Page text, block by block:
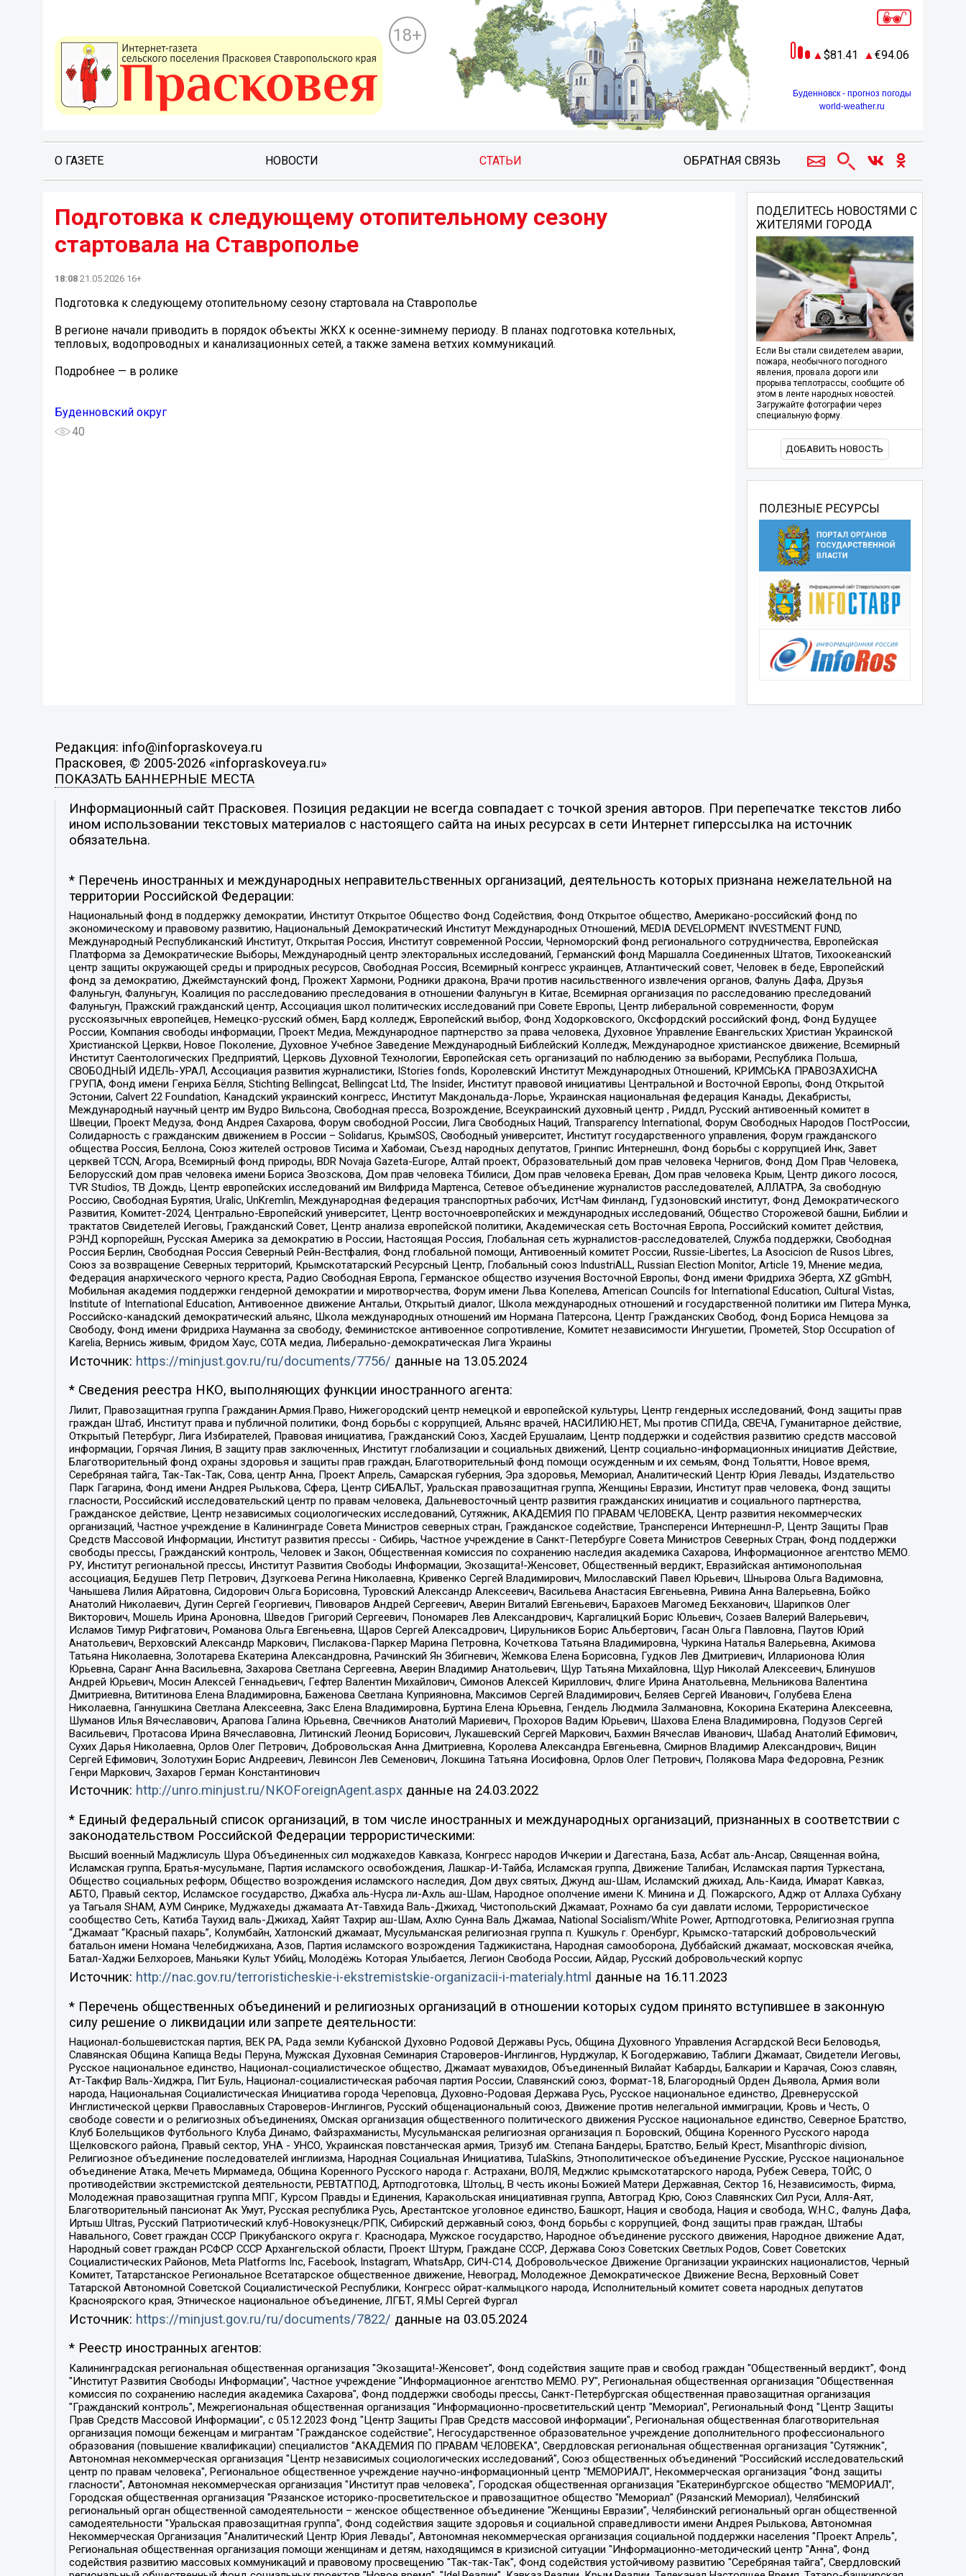
18+
81.41 94.06
Буденновск - прогноз погоды
world-weather.ru
О ГАЗЕТЕ НОВОСТИ СТАТЬИ ОБРАТНАЯ СВЯЗЬ
Подготовка к следующему отопительному сезону
стартовала на Ставрополье ️
18:08 21.05.2026 16+
Подготовка к следующему отопительному сезону стартовала на Ставрополье ️
В регионе начали приводить в порядок объекты ЖКХ к осенне-зимнему периоду. В планах подготовка котельных,
тепловых, водопроводных и канализационных сетей, а также замена ветхих коммуникаций.
Подробнее — в ролике ️
Буденновский округ
40
ПОДЕЛИТЕСЬ НОВОСТЯМИ С
ЖИТЕЛЯМИ ГОРОДА
Если Вы стали свидетелем аварии,
пожара, необычного погодного
явления, провала дороги или
прорыва теплотрассы, сообщите об
этом в ленте народных новостей.
Загружайте фотографии через
специальную форму.
ДОБАВИТЬ НОВОСТЬ
ПОЛЕЗНЫЕ РЕСУРСЫ
Редакция: info@infopraskoveya.ru
Прасковея, © 2005-2026 «infopraskoveya.ru»
ПОКАЗАТЬ БАННЕРНЫЕ МЕСТА
Информационный сайт Прасковея. Позиция редакции не всегда совпадает с точкой зрения авторов. При перепечатке текстов либо
ином использовании текстовых материалов с настоящего сайта на иных ресурсах в сети Интернет гиперссылка на источник
обязательна.
* Перечень иностранных и международных неправительственных организаций, деятельность которых признана нежелательной на
территории Российской Федерации:
Национальный фонд в поддержку демократии, Институт Открытое Общество Фонд Содействия, Фонд Открытое общество, Американо-российский фонд по
экономическому и правовому развитию, Национальный Демократический Институт Международных Отношений, MEDIA DEVELOPMENT INVESTMENT FUND,
Международный Республиканский Институт, Открытая Россия, Институт современной России, Черноморский фонд регионального сотрудничества, Европейская
Платформа за Демократические Выборы, Международный центр электоральных исследований, Германский фонд Маршалла Соединенных Штатов, Тихоокеанский
центр защиты окружающей среды и природных ресурсов, Свободная Россия, Всемирный конгресс украинцев, Атлантический совет, Человек в беде, Европейский
фонд за демократию, Джеймстаунский фонд, Прожект Хармони, Родники дракона, Врачи против насильственного извлечения органов, Фалунь Дафа, Друзья
Фалуньгун, Фалуньгун, Коалиция по расследованию преследования в отношении Фалуньгун в Китае, Всемирная организация по расследованию преследований
Фалуньгун, Пражский гражданский центр, Ассоциация школ политических исследований при Совете Европы, Центр либеральной современности, Форум
русскоязычных европейцев, Немецко-русский обмен, Бард колледж, Европейский выбор, Фонд Ходорковского, Оксфордский российский фонд, Фонд Будущее
России, Компания свободы информации, Проект Медиа, Международное партнерство за права человека, Духовное Управление Евангельских Христиан Украинской
Христианской Церкви, Новое Поколение, Духовное Учебное Заведение Международный Библейский Колледж, Международное христианское движение, Всемирный
Институт Саентологических Предприятий, Церковь Духовной Технологии, Европейская сеть организаций по наблюдению за выборами, Республика Польша,
СВОБОДНЫЙ ИДЕЛЬ-УРАЛ, Ассоциация развития журналистики, IStories fonds, Королевский Институт Международных Отношений, КРИМСЬКА ПРАВОЗАХИСНА
ГРУПА, Фонд имени Генриха Бёлля, Stichting Bellingcat, Bellingcat Ltd, The Insider, Институт правовой инициативы Центральной и Восточной Европы, Фонд Открытой
Эстонии, Calvert 22 Foundation, Канадский украинский конгресс, Институт Макдональда-Лорье, Украинская национальная федерация Канады, Декабристы,
Международный научный центр им Вудро Вильсона, Свободная пресса, Возрождение, Всеукраинский духовный центр , Риддл, Русский антивоенный комитет в
Швеции, Проект Медуза, Фонд Андрея Сахарова, Форум свободной России, Лига Свободных Наций, Transparеncy International, Форум Свободных Народов ПостРоссии,
Солидарность с гражданским движением в России – Solidarus, КрымSOS, Свободный университет, Институт государственного управления, Форум гражданского
общества Россия, Беллона, Союз жителей островов Тисима и Хабомаи, Съезд народных депутатов, Гринпис Интернешнл, Фонд борьбы с коррупцией Инк, Завет
церквей TCCN, Агора, Всемирный фонд природы, BDR Novaja Gazeta-Europe, Алтай проект, Образовательный дом прав человека Чернигов, Фонд Дом Прав Человека,
Белорусский дом прав человека имени Бориса Звозскова, Дом прав человека Тбилиси, Дом прав человека Ереван, Дом прав человека Крым, Центр дикого лосося,
TVR Studios, ТВ Дождь, Центр европейских исследований им Вилфрида Мартенса, Сетевое объединение журналистов расследователей, АЛЛАТРА, За свободную
Россию, Свободная Бурятия, Uralic, UnKremlin, Международная федерация транспортных рабочих, ИстЧам Финланд, Гудзоновский институт, Фонд Демократического
Развития, Комитет-2024, Центрально-Европейский университет, Центр восточноевропейских и международных исследований, Общество Сторожевой башни, Библии и
трактатов Свидетелей Иеговы, Гражданский Совет, Центр анализа европейской политики, Академическая сеть Восточная Европа, Российский комитет действия,
РЭНД корпорейшн, Русская Америка за демократию в России, Настоящая Россия, Глобальная сеть журналистов-расследователей, Служба поддержки, Свободная
Россия Берлин, Свободная Россия Северный Рейн-Вестфалия, Фонд глобальной помощи, Антивоенный комитет России, Russie-Libertes, La Asocicion de Rusos Libres,
Союз за возвращение Северных территорий, Крымскотатарский Ресурсный Центр, Глобальный союз IndustriALL, Russian Election Monitor, Article 19, Мнение медиа,
Федерация анархического черного креста, Радио Свободная Европа, Германское общество изучения Восточной Европы, Фонд имени Фридриха Эберта, XZ gGmbH,
Мобильная академия поддержки гендерной демократии и миротворчества, Форум имени Льва Копелева, American Councils for International Education, Cultural Vistas,
Institute of International Education, Антивоенное движение Антальи, Открытый диалог, Школа международных отношений и государственной политики им Питера Мунка,
Российско-канадский демократический альянс, Школа международных отношений им Нормана Патерсона, Центр Гражданских Свобод, Фонд Бориса Немцова за
Свободу, Фонд имени Фридриха Науманна за свободу, Феминистское антивоенное сопротивление, Комитет независимости Ингушетии, Прометей, Stop Occupation of
Karelia, Вернись живым, Фридом Хаус, СОТА медиа, Либерально-демократическая Лига Украины
Источник: https://minjust.gov.ru/ru/documents/7756/ данные на 13.05.2024
* Сведения реестра НКО, выполняющих функции иностранного агента:
Лилит, Правозащитная группа Гражданин.Армия.Право, Нижегородский центр немецкой и европейской культуры, Центр гендерных исследований, Фонд защиты прав
граждан Штаб, Институт права и публичной политики, Фонд борьбы с коррупцией, Альянс врачей, НАСИЛИЮ.НЕТ, Мы против СПИДа, СВЕЧА, Гуманитарное действие,
Открытый Петербург, Лига Избирателей, Правовая инициатива, Гражданский Союз, Хасдей Ерушалаим, Центр поддержки и содействия развитию средств массовой
информации, Горячая Линия, В защиту прав заключенных, Институт глобализации и социальных движений, Центр социально-информационных инициатив Действие,
Благотворительный фонд охраны здоровья и защиты прав граждан, Благотворительный фонд помощи осужденным и их семьям, Фонд Тольятти, Новое время,
Серебряная тайга, Так-Так-Так, Сова, центр Анна, Проект Апрель, Самарская губерния, Эра здоровья, Мемориал, Аналитический Центр Юрия Левады, Издательство
Парк Гагарина, Фонд имени Андрея Рылькова, Сфера, Центр СИБАЛЬТ, Уральская правозащитная группа, Женщины Евразии, Институт прав человека, Фонд защиты
гласности, Российский исследовательский центр по правам человека, Дальневосточный центр развития гражданских инициатив и социального партнерства,
Гражданское действие, Центр независимых социологических исследований, Сутяжник, АКАДЕМИЯ ПО ПРАВАМ ЧЕЛОВЕКА, Центр развития некоммерческих
организаций, Частное учреждение в Калининграде Совета Министров северных стран, Гражданское содействие, Трансперенси Интернешнл-Р, Центр Защиты Прав
Средств Массовой Информации, Институт развития прессы - Сибирь, Частное учреждение в Санкт-Петербурге Совета Министров Северных Стран, Фонд поддержки
свободы прессы, Гражданский контроль, Человек и Закон, Общественная комиссия по сохранению наследия академика Сахарова, Информационное агентство МЕМО.
РУ, Институт региональной прессы, Институт Развития Свободы Информации, Экозащита!-Женсовет, Общественный вердикт, Евразийская антимонопольная
ассоциация, Бедушев Петр Петрович, Дзугкоева Регина Николаевна, Кривенко Сергей Владимирович, Милославский Павел Юрьевич, Шнырова Ольга Вадимовна,
Чанышева Лилия Айратовна, Сидорович Ольга Борисовна, Туровский Александр Алексеевич, Васильева Анастасия Евгеньевна, Ривина Анна Валерьевна, Бойко
Анатолий Николаевич, Дугин Сергей Георгиевич, Пивоваров Андрей Сергеевич, Аверин Виталий Евгеньевич, Барахоев Магомед Бекханович, Шарипков Олег
Викторович, Мошель Ирина Ароновна, Шведов Григорий Сергеевич, Пономарев Лев Александрович, Каргалицкий Борис Юльевич, Созаев Валерий Валерьевич,
Исламов Тимур Рифгатович, Романова Ольга Евгеньевна, Щаров Сергей Алексадрович, Цирульников Борис Альбертович, Гасан Ольга Павловна, Паутов Юрий
Анатольевич, Верховский Александр Маркович, Пислакова-Паркер Марина Петровна, Кочеткова Татьяна Владимировна, Чуркина Наталья Валерьевна, Акимова
Татьяна Николаевна, Золотарева Екатерина Александровна, Рачинский Ян Збигневич, Жемкова Елена Борисовна, Гудков Лев Дмитриевич, Илларионова Юлия
Юрьевна, Саранг Анна Васильевна, Захарова Светлана Сергеевна, Аверин Владимир Анатольевич, Щур Татьяна Михайловна, Щур Николай Алексеевич, Блинушов
Андрей Юрьевич, Мосин Алексей Геннадьевич, Гефтер Валентин Михайлович, Симонов Алексей Кириллович, Флиге Ирина Анатольевна, Мельникова Валентина
Дмитриевна, Вититинова Елена Владимировна, Баженова Светлана Куприяновна, Максимов Сергей Владимирович, Беляев Сергей Иванович, Голубева Елена
Николаевна, Ганнушкина Светлана Алексеевна, Закс Елена Владимировна, Буртина Елена Юрьевна, Гендель Людмила Залмановна, Кокорина Екатерина Алексеевна,
Шуманов Илья Вячеславович, Арапова Галина Юрьевна, Свечников Анатолий Мариевич, Прохоров Вадим Юрьевич, Шахова Елена Владимировна, Подузов Сергей
Васильевич, Протасова Ирина Вячеславовна, Литинский Леонид Борисович, Лукашевский Сергей Маркович, Бахмин Вячеслав Иванович, Шабад Анатолий Ефимович,
Сухих Дарья Николаевна, Орлов Олег Петрович, Добровольская Анна Дмитриевна, Королева Александра Евгеньевна, Смирнов Владимир Александрович, Вицин
Сергей Ефимович, Золотухин Борис Андреевич, Левинсон Лев Семенович, Локшина Татьяна Иосифовна, Орлов Олег Петрович, Полякова Мара Федоровна, Резник
Генри Маркович, Захаров Герман Константинович
Источник: http://unro.minjust.ru/NKOForeignAgent.aspxданные на 24.03.2022
* Единый федеральный список организаций, в том числе иностранных и международных организаций, признанных в соответствии с
законодательством Российской Федерации террористическими:
Высший военный Маджлисуль Шура Объединенных сил моджахедов Кавказа, Конгресс народов Ичкерии и Дагестана, База, Асбат аль-Ансар, Священная война,
Исламская группа, Братья-мусульмане, Партия исламского освобождения, Лашкар-И-Тайба, Исламская группа, Движение Талибан, Исламская партия Туркестана,
Общество социальных реформ, Общество возрождения исламского наследия, Дом двух святых, Джунд аш-Шам, Исламский джихад, Аль-Каида, Имарат Кавказ,
АБТО, Правый сектор, Исламское государство, Джабха аль-Нусра ли-Ахль аш-Шам, Народное ополчение имени К. Минина и Д. Пожарского, Аджр от Аллаха Субхану
уа Тагьаля SHAM, АУМ Синрике, Муджахеды джамаата Ат-Тавхида Валь-Джихад, Чистопольский Джамаат, Рохнамо ба суи давлати исломи, Террористическое
сообщество Сеть, Катиба Таухид валь-Джихад, Хайят Тахрир аш-Шам, Ахлю Сунна Валь Джамаа, National Socialism/White Power, Артподготовка, Религиозная группа
“Джамаат “Красный пахарь”, Колумбайн, Хатлонский джамаат, Мусульманская религиозная группа п. Кушкуль г. Оренбург, Крымско-татарский добровольческий
батальон имени Номана Челебиджихана, Азов, Партия исламского возрождения Таджикистана, Народная самооборона, Дуббайский джамаат, московская ячейка,
Батал-Хаджи Белхороев, Маньяки Культ Убийц, Молодёжь Которая Улыбается, Легион Свобода России, Айдар, Русский добровольческий корпус
Источник: http://nac.gov.ru/terroristicheskie-i-ekstremistskie-organizacii-i-materialy.html данные на 16.11.2023
* Перечень общественных объединений и религиозных организаций в отношении которых судом принято вступившее в законную
силу решение о ликвидации или запрете деятельности:
Национал-большевистская партия, ВЕК РА, Рада земли Кубанской Духовно Родовой Державы Русь, Община Духовного Управления Асгардской Веси Беловодья,
Славянская Община Капища Веды Перуна, Мужская Духовная Семинария Староверов-Инглингов, Нурджулар, К Богодержавию, Таблиги Джамаат, Свидетели Иеговы,
Русское национальное единство, Национал-социалистическое общество, Джамаат мувахидов, Объединенный Вилайат Кабарды, Балкарии и Карачая, Союз славян,
Ат-Такфир Валь-Хиджра, Пит Буль, Национал-социалистическая рабочая партия России, Славянский союз, Формат-18, Благородный Орден Дьявола, Армия воли
народа, Национальная Социалистическая Инициатива города Череповца, Духовно-Родовая Держава Русь, Русское национальное единство, Древнерусской
Инглистической церкви Православных Староверов-Инглингов, Русский общенациональный союз, Движение против нелегальной иммиграции, Кровь и Честь, О
свободе совести и о религиозных объединениях, Омская организация общественного политического движения Русское национальное единство, Северное Братство,
Клуб Болельщиков Футбольного Клуба Динамо, Файзрахманисты, Мусульманская религиозная организация п. Боровский, Община Коренного Русского народа
Щелковского района, Правый сектор, УНА - УНСО, Украинская повстанческая армия, Тризуб им. Степана Бандеры, Братство, Белый Крест, Misanthropic division,
Религиозное объединение последователей инглиизма, Народная Социальная Инициатива, TulaSkins, Этнополитическое объединение Русские, Русское национальное
объединение Атака, Мечеть Мирмамеда, Община Коренного Русского народа г. Астрахани, ВОЛЯ, Меджлис крымскотатарского народа, Рубеж Севера, ТОЙС, О
противодействии экстремистской деятельности, РЕВТАТПОД, Артподготовка, Штольц, В честь иконы Божией Матери Державная, Сектор 16, Независимость, Фирма,
Молодежная правозащитная группа МПГ, Курсом Правды и Единения, Каракольская инициативная группа, Автоград Крю, Союз Славянских Сил Руси, Алля-Аят,
Благотворительный пансионат Ак Умут, Русская республика Русь, Арестантское уголовное единство, Башкорт, Нация и свобода, Нация и свобода, W.H.С., Фалунь Дафа,
Иртыш Ultras, Русский Патриотический клуб-Новокузнецк/РПК, Сибирский державный союз, Фонд борьбы с коррупцией, Фонд защиты прав граждан, Штабы
Навального, Совет граждан СССР Прикубанского округа г. Краснодара, Мужское государство, Народное объединение русского движения, Народное движение Адат,
Народный совет граждан РСФСР СССР Архангельской области, Проект Штурм, Граждане СССР, Держава Союз Советских Светлых Родов, Совет Советских
Социалистических Районов, Meta Platforms Inc, Facebook, Instagram, WhatsApp, СИЧ-С14, Добровольческое Движение Организации украинских националистов, Черный
Комитет, Татарстанское Региональное Всетатарское общественное движение, Невоград, Молодежное Демократическое Движение Весна, Верховный Совет
Татарской Автономной Советской Социалистической Республики, Конгресс ойрат-калмыцкого народа, Исполнительный комитет совета народных депутатов
Красноярского края, Этническое национальное объединение, ЛГБТ, Я.МЫ Сергей Фургал
Источник: https://minjust.gov.ru/ru/documents/7822/ данные на 03.05.2024
* Реестр иностранных агентов:
Калининградская региональная общественная организация "Экозащита!-Женсовет", Фонд содействия защите прав и свобод граждан "Общественный вердикт", Фонд "Институт Развития Свободы Информации", Частное учреждение "Информационное агентство МЕМО. РУ", Региональная общественная организация "Общественная комиссия по сохранению наследия академика Сахарова", Фонд поддержки свободы прессы, Санкт-Петербургская общественная правозащитная организация "Гражданский контроль", Межрегиональная общественная организация "Информационно-просветительский центр "Мемориал", Региональный Фонд "Центр Защиты Прав Средств Массовой Информации", с 05.12.2023 Фонд "Центр Защиты Прав Средств массовой информации", Региональная общественная благотворительная организация помощи беженцам и мигрантам "Гражданское содействие", Негосударственное образовательное учреждение дополнительного профессионального образования (повышение квалификации) специалистов "АКАДЕМИЯ ПО ПРАВАМ ЧЕЛОВЕКА", Свердловская региональная общественная организация "Сутяжник", Автономная некоммерческая организация "Центр независимых социологических исследований", Союз общественных объединений "Российский исследовательский центр по правам человека", Региональное общественное учреждение научно-информационный центр "МЕМОРИАЛ", Некоммерческая организация "Фонд защиты гласности", Автономная некоммерческая организация "Институт прав человека", Городская общественная организация "Екатеринбургское общество "МЕМОРИАЛ", Городская общественная организация "Рязанское историко-просветительское и правозащитное общество "Мемориал" (Рязанский Мемориал), Челябинский региональный орган общественной самодеятельности – женское общественное объединение "Женщины Евразии", Челябинский региональный орган общественной самодеятельности "Уральская правозащитная группа", Фонд содействия защите здоровья и социальной справедливости имени Андрея Рылькова, Автономная Некоммерческая Организация "Аналитический Центр Юрия Левады", Автономная некоммерческая организация социальной поддержки населения "Проект Апрель", Региональная общественная организация помощи женщинам и детям, находящимся в кризисной ситуации "Информационно-методический центр "Анна", Фонд содействия развитию массовых коммуникаций и правовому просвещению "Так-так-Так", Фонд содействия устойчивому развитию "Серебряная тайга", Свердловский региональный общественный фонд социальных проектов "Новое время", "Idel.Реалии", Кавказ.Реалии, Крым.Реалии, Телеканал Настоящее Время, Татаро-башкирская служба Радио Свобода (Azatliq Radiosi), Радио Свободная Европа/Радио Свобода (PCE/PC), "Сибирь.Реалии", "Фактограф", Благотворительный фонд помощи осужденным и их семьям, Автономная некоммерческая организация "Институт глобализации и социальных движений", Фонд "В защиту прав заключенных", Частное учреждение "Центр поддержки и содействия развитию средств массовой информации", Пензенский региональный общественный благотворительный фонд "Гражданский союз", "Север.Реалии", Некоммерческая организация Фонд "Правовая инициатива", Общество с ограниченной ответственностью "Радио Свободная Европа/Радио Свобода", Чешское информационное агентство "MEDIUM-ORIENT", Красноярская региональная общественная организация "Мы против СПИДа", Камалягин Денис Николаевич, Маркелов Сергей Евгеньевич, Пономарев Лев Александрович, Савицкая Людмила Алексеевна, Автономная некоммерческая организация "Центр по работе с проблемой насилия "НАСИЛИЮ.НЕТ", Межрегиональный профессиональный союз работников здравоохранения "Альянс врачей", Юридическое лицо, зарегистрированное в Латвийской Республике, SIA "Medusa Project" (регистрационный номер 40103797863, дата регистрации 10.06.2014), Некоммерческая организация "Фонд по борьбе с коррупцией", Автономная некоммерческая организация "Институт права и публичной политики", Баданин Роман Сергеевич, Гликин Максим Александрович, Железнова Мария Михайловна, Лукьянова Юлия Сергеевна, Маетная Елизавета Витальевна, Маняхин Петр Борисович, Чуракова Ольга Владимировна, Ярош Юлия Петровна, Юридическое лицо "The Insider SIA", зарегистрированное в Риге, Латвийская Республика (дата регистрации 26.06.2015), являющееся администратором доменного имени интернет-издания "The Insider SIA", https://theins.ru, Постернак Алексей Евгеньевич, Рубин Михаил Аркадьевич, Анин Роман Александрович, Юридическое лицо Istories fonds, зарегистрированное в Латвийской Республике (регистрационный номер 50008295751, дата регистрации 24.02.2020), Великовский Дмитрий Александрович, Долинина Ирина Николаевна, Мароховская Алеся Алексеевна, Шлейнов Роман Юрьевич, Шмагун Олеся Валентиновна, Общество с ограниченной ответственностью "Альтаир 2021", Общество с ограниченной ответственностью "Вега 2021", Общество с ограниченной ответственностью "Главный редактор 2021", Общество с ограниченной ответственностью "Ромашки монолит", Важенков Артем Валерьевич, Ивановская областная общественная организация "Центр гендерных исследований", Гурман Юрий Альбертович, Медиапроект "ОВД-Инфо", Егоров Владимир Владимирович, Жилинский Владимир Александрович, Общество с ограниченной ответственностью "ЗП", Иванова София Юрьевна, Карезина Инна Павловна, Кильтау Екатерина Викторовна, Петров Алексей Викторович, Пискунов Сергей Евгеньевич, Смирнов Сергей Сергеевич, Тихонов Михаил Сергеевич, Общество с ограниченной ответственностью "ЖУРНАЛИСТ-ИНОСТРАННЫЙ АГЕНТ", Арапова Галина Юрьевна, Вольтская Татьяна Анатольевна, Американская компания "Mason G.E.S. Anonymous Foundation" (США), являющаяся владельцем интернет-издания https://mnews.world/, Компания "Stichting Bellingcat", зарегистрированная в Нидерландах (дата регистрации 11.07.2018), Захаров Андрей Вячеславович, Клепиковская Екатерина Дмитриевна, Общество с ограниченной ответственностью "МЕМО", Перл Роман Александрович, Симонов Евгений Алексеевич, Соловьева Елена Анатольевна, Сотников Даниил Владимирович, Сурначева Елизавета Дмитриевна, Автономная некоммерческая организация по защите прав человека и информированию населения "Якутия – Наше Мнение", Общество с ограниченной ответственностью "Москоу диджитал медиа", с 26.01.2023 Общество с ограниченной ответственностью "Чайка Белые сады", Ветошкина Валерия Валерьевна, Заговора Максим Александрович, Межрегиональное общественное движение "Российская ЛГБТ - сеть", Оленичев Максим Владимирович, Павлов Иван Юрьевич, Скворцова Елена Сергеевна, Общество с ограниченной ответственностью "Как бы инагент", Кочетков Игорь Викторович, Общество с ограниченной ответственностью "Честные выборы", Еланчик Олег Александрович, Общество с ограниченной ответственностью "Нобелевский призыв", Гималова Регина Эмилевна, Григорьев Андрей Валерьевич, Григорьева Алина Александровна, Ассоциация по содействию защите прав призывников, альтернативнослужащих и военнослужащих "Правозащитная группа "Гражданин.Армия.Право", Хисамова Регина Фаритовна, Автономная некоммерческая организация по реализации социально-правовых программ "Лилит", Дальневосточное общественное движение "Маяк", Санкт-Петербургская ЛГБТ-инициативная группа "Выход", Инициативная группа ЛГБТ+ "Реверс", Алексеев Андрей Викторович, Бекбулатова Таисия Львовна, Беляев Иван Михайлович, Владыкина Елена Сергеевна, Гельман Марат Александрович, Никульшина Вероника Юрьевна, Толоконникова Надежда Андреевна, Шендерович Виктор Анатольевич, Общество с ограниченной ответственностью "Данное сообщение", Общество с ограниченной ответственностью Издательский дом "Новая глава", Айнбиндер Александра Александровна, Московский комьюнити-центр для ЛГБТ+инициатив, Благотворительный фонд развития филантропии, Deutsche Welle (Германия, Kurt-Schumacher-Strasse 3, 53113 Bonn), Борзунова Мария Михайловна, Воробьев Виктор Викторович, Голубева Анна Львовна, Константинова Алла Михайловна, Малкова Ирина Владимировна, Мурадов Мурад Абдулгалимович, Осетинская Елизавета Николаевна, Понасенков Евгений Николаевич, Ганапольский Матвей Юрьевич, Киселев Евгений Алексеевич, Борухович Ирина Григорьевна, Дремин Иван Тимофеевич, Дубровский Дмитрий Викторович, Красноярская региональная общественная организация поддержки и развития альтернативных образовательных технологий и межкультурных коммуникаций "ИНТЕРРА", Маяковская Екатерина Алексеевна, Фейгин Марк Захарович, Филимонов Андрей Викторович, Дзугкоева Регина Николаевна, Доброхотов Роман Александрович, Дудь Юрий Александрович, Елкин Сергей Владимирович, Кругликов Кирилл Игоревич, Сабунаева Мария Леонидовна, Семенов Алексей Владимирович, Шаинян Карен Багратович, Шульман Екатерина Михайловна, Асафьев Артур Валерьевич, Вахштайн Виктор Семенович, Венедиктов Алексей Алексеевич, Лушникова Екатерина Евгеньевна, Волков Леонид Михайлович, Невзоров Александр Глебович, Пархоменко Сергей Борисович, Сироткин Ярослав Николаевич, Кара-Мурза Владимир Владимирович, Баранова Наталья Владимировна, Гозман Леонид Яковлевич, Кагарлицкий Борис Юльевич, Климарев Михаил Валерьевич, Милов Владимир Станиславович, Автономная некоммерческая организация Краснодарский центр современного искусства "Типография", Моргенштерн Алишер Тагирович, Соболь Любовь Эдуардовна, Общество с ограниченной ответственностью "ЛИЗА НОРМ", Каспаров Гарри Кимович, Ходорковский Михаил Борисович, Общество с ограниченной ответственностью "Апрельские тезисы", Данилович Ирина Брониславовна, Кашин Олег Владимирович, Петров Николай Владимирович, Пивоваров Алексей Владимирович, Соколов Михаил Владимирович, Цветкова Юлия Владимировна, Чичваркин Евгений Александрович, Комитет против пыток/Команда против пыток, Общество с ограниченной ответственностью "Первый научный", Общество с ограниченной ответственностью "Вертолет и ко", Белоцерковская Вероника Борисовна, Кац Максим Евгеньевич, Лазарева Татьяна Юрьевна, Шаведдинов Руслан Табризович, Яшин Илья Валерьевич, Общество с ограниченной ответственностью "Иноагент ААВ", Алешковский Дмитрий Петрович, Альбац Евгения Марковна, Быков Дмитрий Львович, Галямина Юлия Евгеньевна, Лойко Сергей Леонидович, Мартынов Кирилл Константинович, Медведев Сергей Александрович, Крашенинников Федор Геннадиевич, Гордеева Катерина Вл